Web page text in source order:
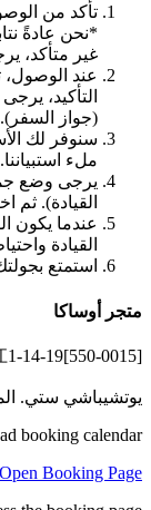
*نحن عادةً
غير متأكد،
عند
(جواز السفر).
سنوفر لك
ملء استبياننا.
القيادة). ثم
عندما يكون
القيادة
استمتع
متجر أوساكا
[550-0015]大阪市西区南堀江1-14-19
يوتشيباشي ستي. المشي
booking calendar
Open Booking Page